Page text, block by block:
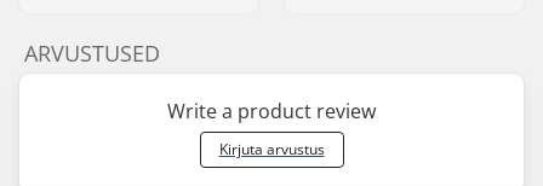
ARVUSTUSED
Write a product review
Kirjuta arvustus